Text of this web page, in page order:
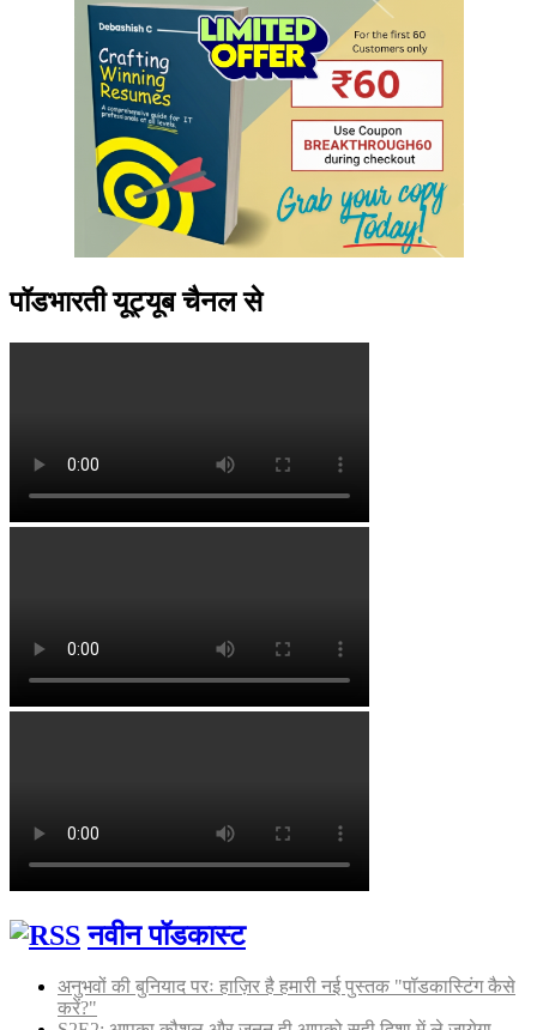
पॉडभारती यूट्यूब चैनल से
नवीन पॉडकास्ट
अनुभवों की बुनियाद परः हाज़िर है हमारी नई पुस्तक "पॉडकास्टिंग कैसे
करें?"